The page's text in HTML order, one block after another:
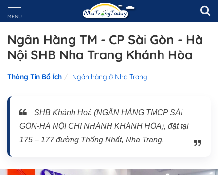
MENU
Ngân Hàng TM - CP Sài Gòn - Hà
Nội SHB Nha Trang Khánh Hòa
Thông Tin Bổ Ích Ngân hàng ở Nha Trang
SHB Khánh Hoà (NGÂN HÀNG TMCP SÀI
GÒN-HÀ NỘI CHI NHÁNH KHÁNH HÒA), đặt tại
175 – 177 đường Thống Nhất, Nha Trang.